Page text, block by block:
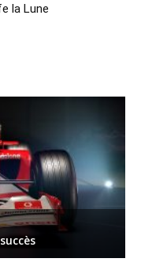
la Lune